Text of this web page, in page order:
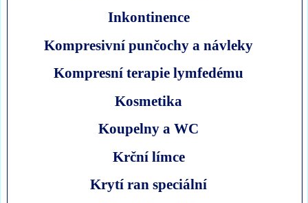
Inkontinence
Kompresivní punčochy a návleky
Kompresní terapie lymfedému
Kosmetika
Koupelny a WC
Krční límce
Krytí ran speciální